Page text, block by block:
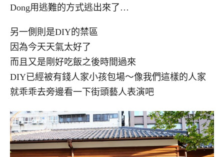
Dong用逃難的方式逃出來了…
另一側則是DIY的禁區
因為今天天氣太好了
而且又是剛好吃飯之後時間過來
DIY已經被有錢人家小孩包場～像我們這樣的人家
就乖乖去旁邊看一下街頭藝人表演吧